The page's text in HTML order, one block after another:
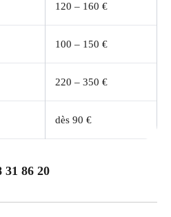
120 – 160 €
100 – 150 €
220 – 350 €
dès 90 €
86 20